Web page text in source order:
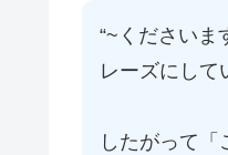
“~くださいま
レーズにして
したがって